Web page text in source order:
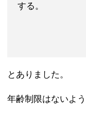
する。
とありました。
年齢制限はないよう